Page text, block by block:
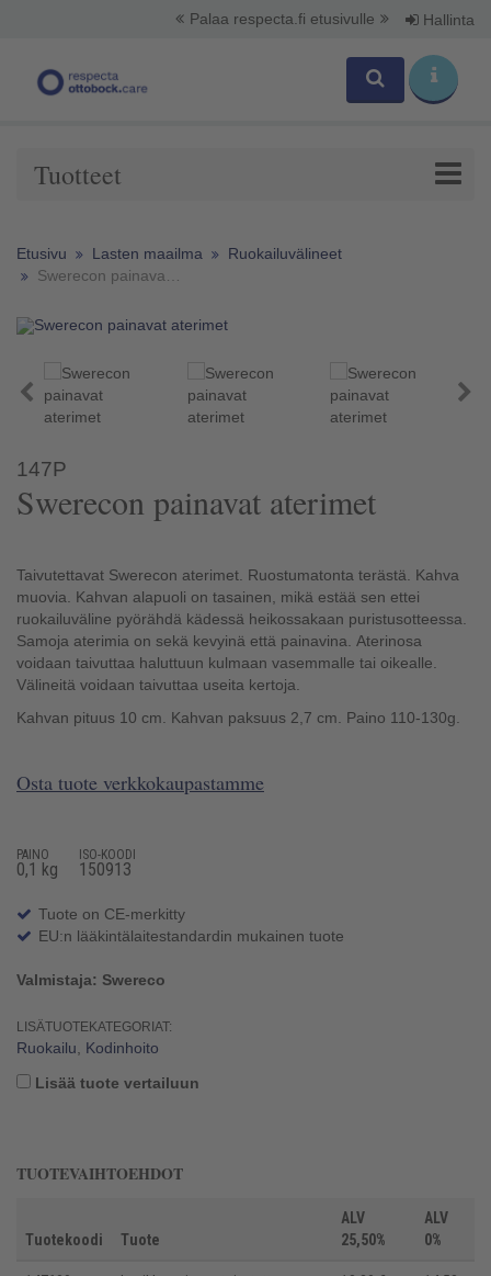
Palaa respecta.fi etusivulle Hallinta
Tuotteet
Etusivu Lasten maailma
Ruokailuvälineet
Swerecon painavat aterimet
147P
Swerecon painavat aterimet
Taivutettavat Swerecon aterimet. Ruostumatonta terästä. Kahva
muovia. Kahvan alapuoli on tasainen, mikä estää sen ettei
ruokailuväline pyörähdä kädessä heikossakaan puristusotteessa.
Samoja aterimia on sekä kevyinä että painavina. Aterinosa
voidaan taivuttaa haluttuun kulmaan vasemmalle tai oikealle.
Välineitä voidaan taivuttaa useita kertoja.
Kahvan pituus 10 cm. Kahvan paksuus 2,7 cm. Paino 110-130g.
Osta tuote verkkokaupastamme
PAINO
0,1 kg
ISO-KOODI
150913
Tuote on CE-merkitty
EU:n lääkintälaitestandardin mukainen tuote
Valmistaja: Swereco
LISÄTUOTEKATEGORIAT:
Ruokailu
Kodinhoito
Lisää tuote vertailuun
TUOTEVAIHTOEHDOT
Tuotekoodi Tuote
ALV
25,50%
ALV
0%